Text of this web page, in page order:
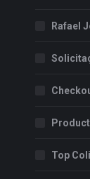
Rafael
Top